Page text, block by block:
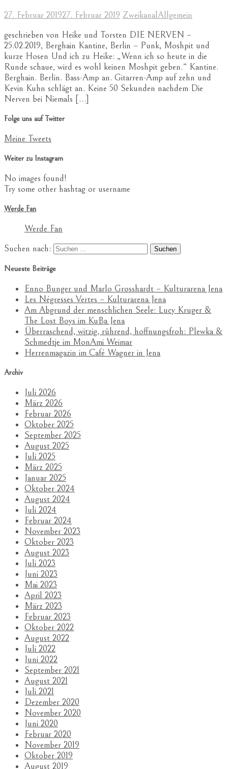
27. Februar 201927. Februar 2019 ZweikanalAllgemein
geschrieben von Heike und Torsten DIE NERVEN –
25.02.2019, Berghain Kantine, Berlin – Punk, Moshpit und
kurze Hosen Und ich zu Heike: „Wenn ich so heute in die
Runde schaue, wird es wohl keinen Moshpit geben.“ Kantine.
Berghain. Berlin. Bass-Amp an. Gitarren-Amp auf zehn und
Kevin Kuhn schlägt an. Keine 50 Sekunden nachdem Die
Nerven bei Niemals […]
Folge uns auf Twitter
Meine Tweets
Weiter zu Instagram
No images found!
Try some other hashtag or username
Werde Fan
Werde Fan
Suchen nach:
Neueste Beiträge
Enno Bunger und Marlo Grosshardt – Kulturarena Jena
Les Négresses Vertes – Kulturarena Jena
Am Abgrund der menschlichen Seele: Lucy Kruger &
The Lost Boys im KuBa Jena
Überraschend, witzig, rührend, hoffnungsfroh: Plewka &
Schmedtje im MonAmi Weimar
Herrenmagazin im Café Wagner in Jena
Archiv
Juli 2026
März 2026
Februar 2026
Oktober 2025
September 2025
August 2025
Juli 2025
März 2025
Januar 2025
Oktober 2024
August 2024
Juli 2024
Februar 2024
November 2023
Oktober 2023
August 2023
Juli 2023
Juni 2023
Mai 2023
April 2023
März 2023
Februar 2023
Oktober 2022
August 2022
Juli 2022
Juni 2022
September 2021
August 2021
Juli 2021
Dezember 2020
November 2020
Juni 2020
Februar 2020
November 2019
Oktober 2019
August 2019